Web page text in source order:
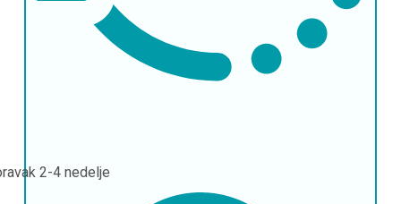
2-4 nedelje